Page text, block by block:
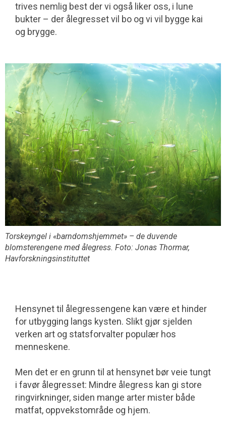
trives nemlig best der vi også liker oss, i lune
bukter – der ålegresset vil bo og vi vil bygge kai
og brygge.
Torskeyngel i «barndomshjemmet» – de duvende
blomsterengene med ålegress. Foto: Jonas Thormar,
Havforskningsinstituttet
Hensynet til ålegressengene kan være et hinder
for utbygging langs kysten. Slikt gjør sjelden
verken art og statsforvalter populær hos
menneskene.
Men det er en grunn til at hensynet bør veie tungt
i favør ålegresset: Mindre åle­gress kan gi store
ringvirkninger, siden mange arter mister både
matfat, oppvekstområde og hjem.